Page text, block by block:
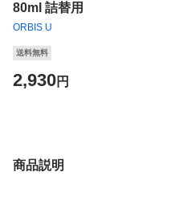
80ml 詰替用
ORBIS U
送料無料
2,930円
商品説明